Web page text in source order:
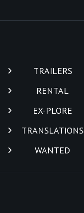
TRAILERS
RENTAL
EX-PLORE
TRANSLATIONS
WANTED